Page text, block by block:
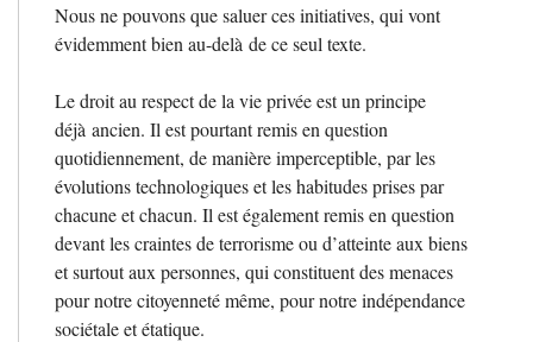
Nous ne pouvons que saluer ces initiatives, qui vont
évidemment bien au-delà de ce seul texte.
Le droit au respect de la vie privée est un principe
déjà ancien. Il est pourtant remis en question
quotidiennement, de manière imperceptible, par les
évolutions technologiques et les habitudes prises par
chacune et chacun. Il est également remis en question
devant les craintes de terrorisme ou d’atteinte aux biens
et surtout aux personnes, qui constituent des menaces
pour notre citoyenneté même, pour notre indépendance
sociétale et étatique.